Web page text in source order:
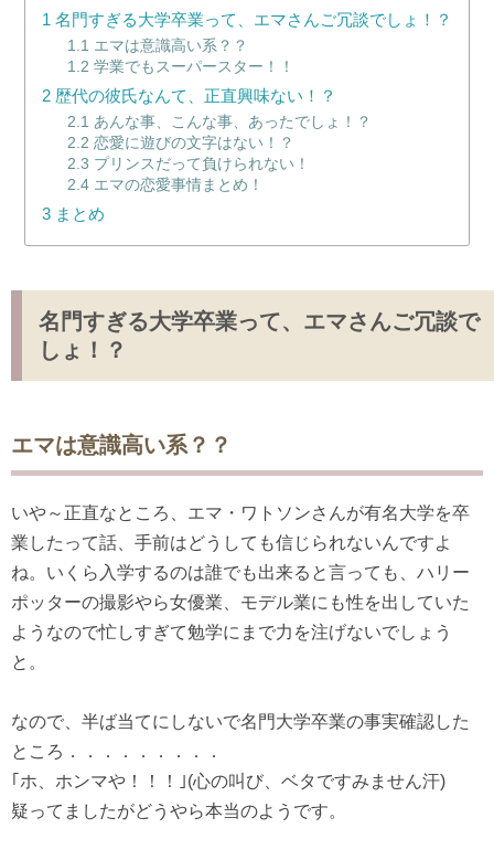
1 名門すぎる大学卒業って、エマさんご冗談でしょ！？
1.1 エマは意識高い系？？
1.2 学業でもスーパースター！！
2 歴代の彼氏なんて、正直興味ない！？
2.1 あんな事、こんな事、あったでしょ！？
2.2 恋愛に遊びの文字はない！？
2.3 プリンスだって負けられない！
2.4エマの恋愛事情まとめ！
3 まとめ
名門すぎる大学卒業って、エマさんご冗談で
しょ！？
エマは意識高い系？？
いや～正直なところ、エマ・ワトソンさんが有名大学を卒
業したって話、手前はどうしても信じられないんですよ
ね。いくら入学するのは誰でも出来ると言っても、ハリー
ポッターの撮影やら女優業、モデル業にも性を出していた
ようなので忙しすぎて勉学にまで力を注げないでしょう
と。
なので、半ば当てにしないで名門大学卒業の事実確認した
ところ．．．．．．．．．
｢ホ、ホンマや！！！｣(心の叫び、ベタですみません汗)
疑ってましたがどうやら本当のようです。